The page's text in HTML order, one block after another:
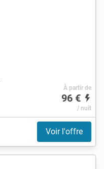
À partir de
96 €
/ nuit
Voir l'offre